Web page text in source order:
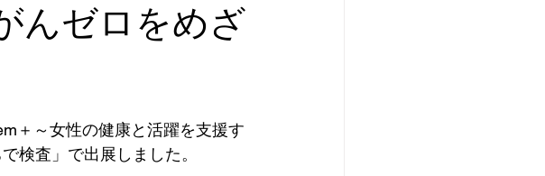
んゼロをめざ
＋～女性の健康と活躍を支援す
検査」で出展しました。